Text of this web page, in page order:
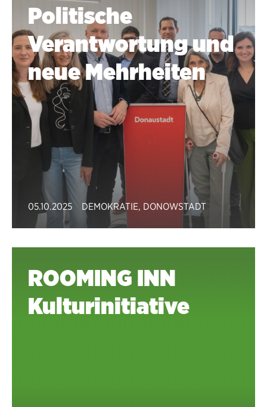
Politische
Verantwortung und
neue Mehrheiten
05.10.2025 DEMOKRATIE, DONOWSTADT
ROOMING INN
Kulturinitiative